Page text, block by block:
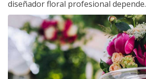
diseñador floral profesional depende.